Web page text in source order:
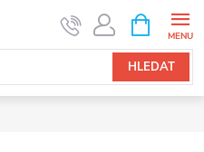
HLEDAT
NÁKUPNÍ
KOŠÍK